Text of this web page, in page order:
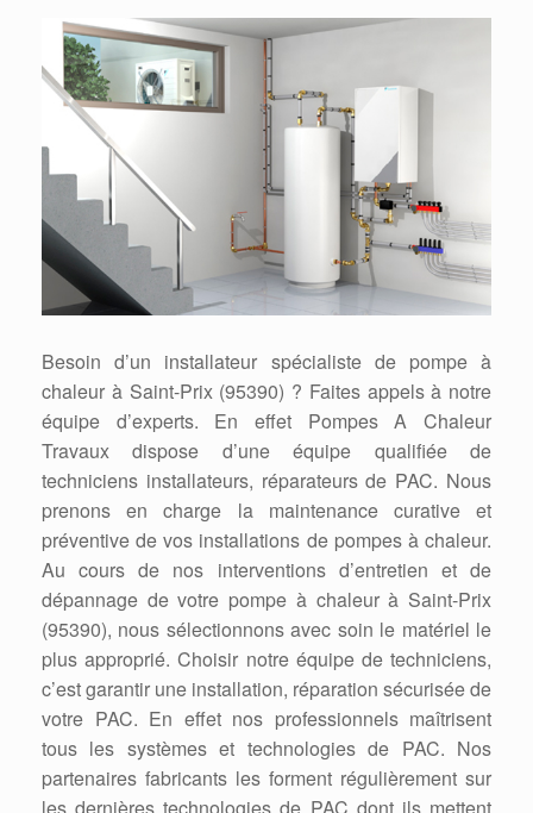
Besoin d’un installateur spécialiste de pompe à
chaleur à Saint-Prix (95390) ? Faites appels à notre
équipe d’experts. En effet Pompes A Chaleur
Travaux dispose d’une équipe qualifiée de
techniciens installateurs, réparateurs de PAC. Nous
prenons en charge la maintenance curative et
préventive de vos installations de pompes à chaleur.
Au cours de nos interventions d’entretien et de
dépannage de votre pompe à chaleur à Saint-Prix
(95390), nous sélectionnons avec soin le matériel le
plus approprié. Choisir notre équipe de techniciens,
c’est garantir une installation, réparation sécurisée de
votre PAC. En effet nos professionnels maîtrisent
tous les systèmes et technologies de PAC. Nos
partenaires fabricants les forment régulièrement sur
les dernières technologies de PAC dont ils mettent